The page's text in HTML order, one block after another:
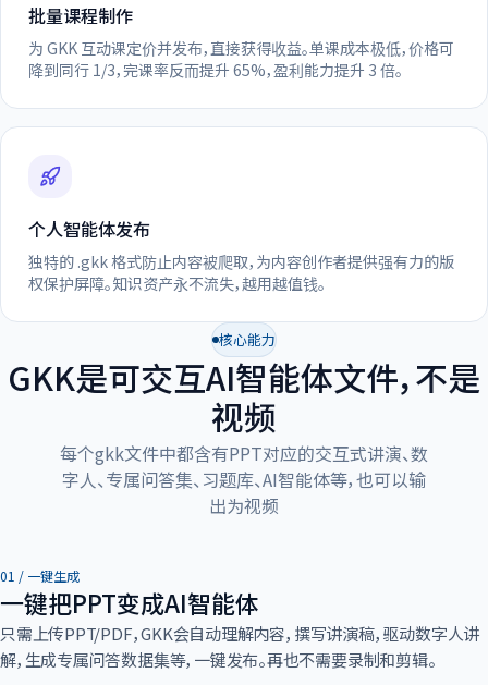
批量课程制作
为 GKK 互动课定价并发布，直接获得收益。单课成本极低，价格可
降到同行 1/3，完课率反而提升 65%，盈利能力提升 3 倍。
个人智能体发布
独特的 .gkk 格式防止内容被爬取，为内容创作者提供强有力的版
权保护屏障。知识资产永不流失，越用越值钱。
核心能力
GKK是可交互AI智能体文件，不是
视频
每个gkk文件中都含有PPT对应的交互式讲演、数
字人、专属问答集、习题库、AI智能体等，也可以输
出为视频
01 / 一键生成
一键把PPT变成AI智能体
只需上传PPT/PDF，GKK会自动理解内容，撰写讲演稿，驱动数字人讲
解，生成专属问答数据集等，一键发布。再也不需要录制和剪辑。